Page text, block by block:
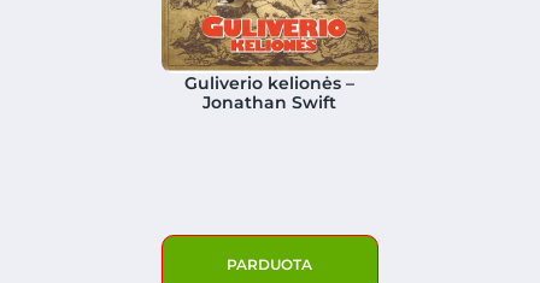
Guliverio kelionės –
Jonathan Swift
PARDUOTA